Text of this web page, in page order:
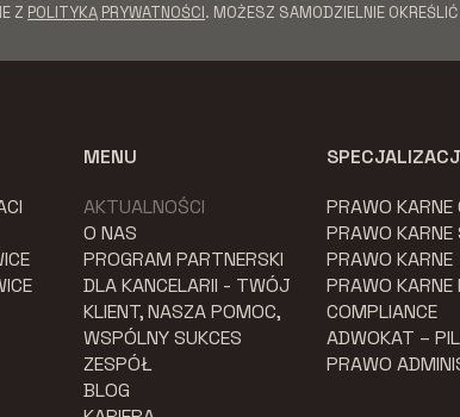
Z POLITYKĄ PRYWATNOŚCI. MOŻESZ SAMODZIELNIE
MENU
AKTUALNOŚCI
O NAS
PROGRAM PARTNERSKI
DLA KANCELARII - TWÓJ
KLIENT, NASZA POMOC,
WSPÓLNY SUKCES
ZESPÓŁ
BLOG
PRAWO KARNE
PRAWO KARNE
PRAWO KARNE
PRAWO KARNE
COMPLIANCE
ADWOKAT –
PRAWO